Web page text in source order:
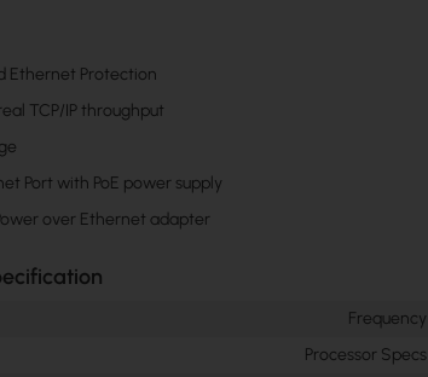
Ethernet Protection
real TCP/IP throughput
Port with PoE power supply
over Ethernet adapter
Frequency
Processor Specs